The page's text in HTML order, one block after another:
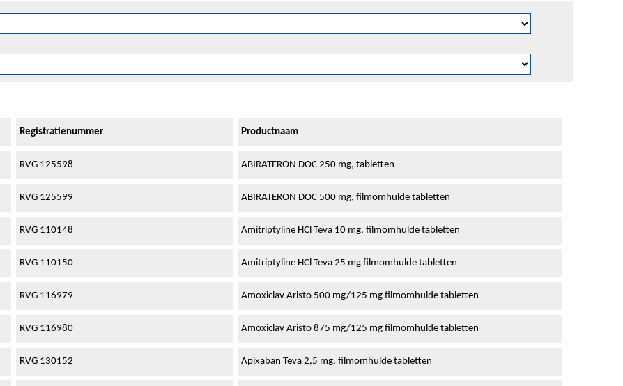
Registratienummer Productnaam
RVG 125598 ABIRATERON DOC 250 mg, tabletten
RVG 125599 ABIRATERON DOC 500 mg, filmomhulde tabletten
RVG 110148 Amitriptyline HCl Teva 10 mg, filmomhulde tabletten
RVG 110150 Amitriptyline HCl Teva 25 mg filmomhulde tabletten
RVG 116979 Amoxiclav Aristo 500 mg/125 mg filmomhulde tabletten
RVG 116980 Amoxiclav Aristo 875 mg/125 mg filmomhulde tabletten
RVG 130152 Apixaban Teva 2,5 mg, filmomhulde tabletten